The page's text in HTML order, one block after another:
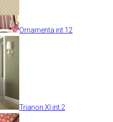
Ornamenta int 12
Trianon XI int 2